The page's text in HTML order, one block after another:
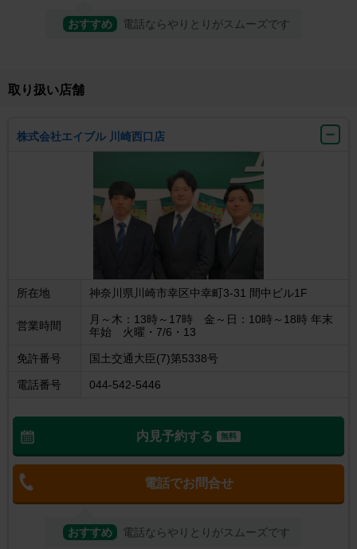
おすすめ 電話ならやりとりがスムーズです
取り扱い店舗
株式会社エイブル 川崎西口店
所在地 神奈川県川崎市幸区中幸町3-31 間中ビル1F
営業時間
月～木：13時～17時 金～日：10時～18時 年末
年始 火曜・7/6・13
免許番号 国土交通大臣(7)第5338号
電話番号 044-542-5446
内見予約する 無料
電話でお問合せ
おすすめ 電話ならやりとりがスムーズです